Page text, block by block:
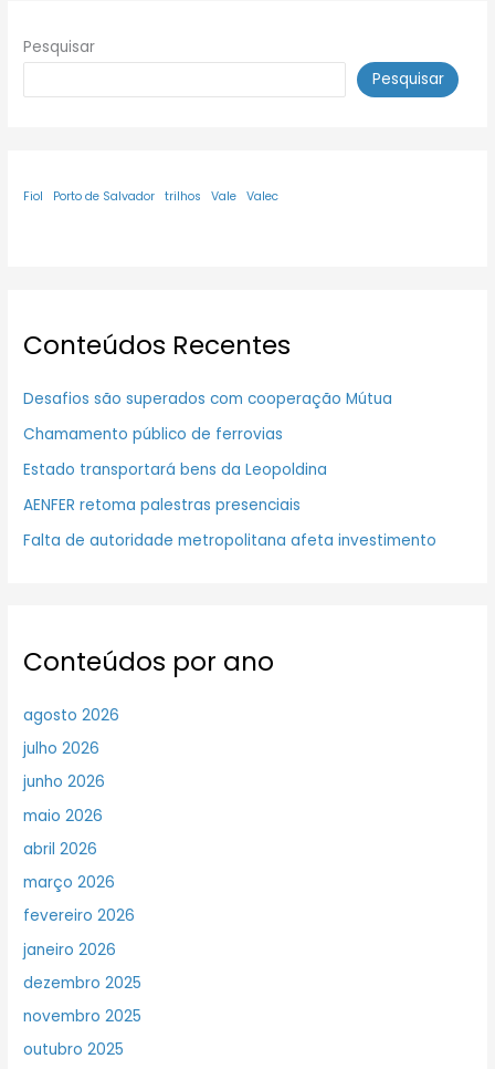
Pesquisar
Pesquisar
Fiol Porto de Salvador trilhos Vale Valec
Conteúdos Recentes
Desafios são superados com cooperação Mútua
Chamamento público de ferrovias
Estado transportará bens da Leopoldina
AENFER retoma palestras presenciais
Falta de autoridade metropolitana afeta investimento
Conteúdos por ano
agosto 2026
julho 2026
junho 2026
maio 2026
abril 2026
março 2026
fevereiro 2026
janeiro 2026
dezembro 2025
novembro 2025
outubro 2025